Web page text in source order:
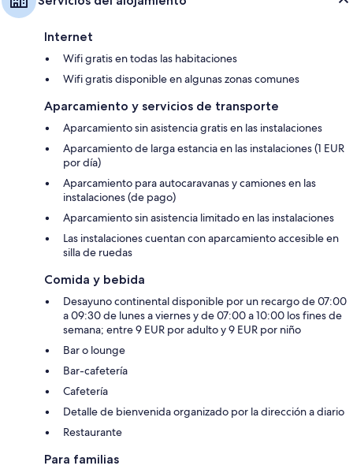
Internet
Wifi gratis en todas las habitaciones
Wifi gratis disponible en algunas zonas comunes
Aparcamiento y servicios de transporte
Aparcamiento sin asistencia gratis en las instalaciones
Aparcamiento de larga estancia en las instalaciones (1 EUR
por día)
Aparcamiento para autocaravanas y camiones en las
instalaciones (de pago)
Aparcamiento sin asistencia limitado en las instalaciones
Las instalaciones cuentan con aparcamiento accesible en
silla de ruedas
Comida y bebida
Desayuno continental disponible por un recargo de 07:00
a 09:30 de lunes a viernes y de 07:00 a 10:00 los fines de
semana; entre 9 EUR por adulto y 9 EUR por niño
Bar o lounge
Bar-cafetería
Cafetería
Detalle de bienvenida organizado por la dirección a diario
Restaurante
Para familias